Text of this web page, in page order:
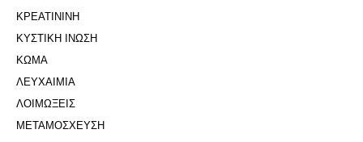
ΚΡΕΑΤΙΝΙΝΗ
ΚΥΣΤΙΚΗ ΙΝΩΣΗ
ΚΩΜΑ
ΛΕΥΧΑΙΜΙΑ
ΛΟΙΜΩΞΕΙΣ
ΜΕΤΑΜΟΣΧΕΥΣΗ